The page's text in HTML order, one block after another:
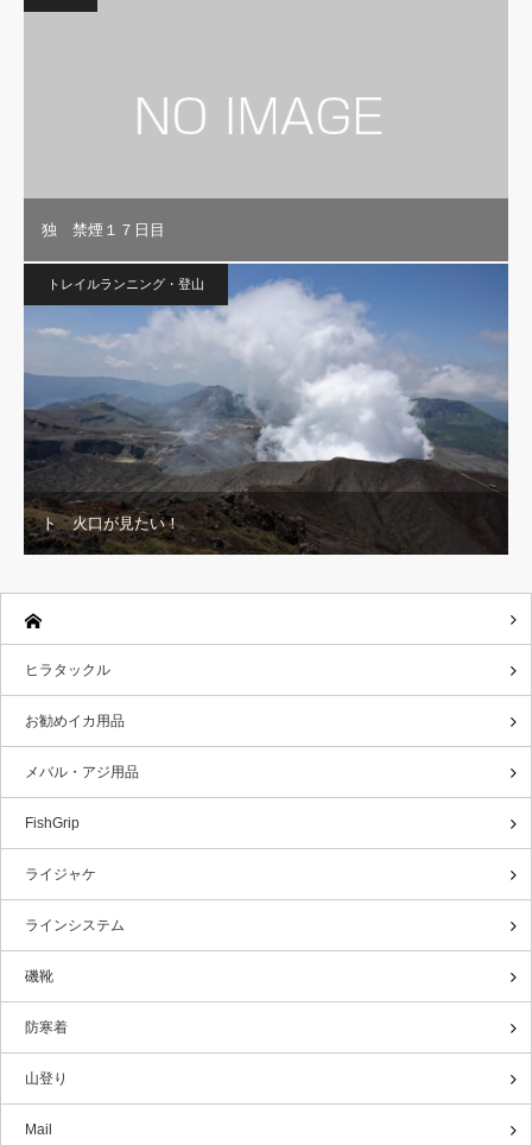
独 禁煙１７日目
トレイルランニング・登山
ト 火口が見たい！
ヒラタックル
お勧めイカ用品
メバル・アジ用品
FishGrip
ライジャケ
ラインシステム
磯靴
防寒着
山登り
Mail